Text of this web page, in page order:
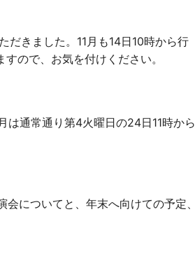
だきました。11月も14日10時から行
ので、お気を付けください。
は通常通り第4火曜日の24日11時から
についてと、年末へ向けての予定、